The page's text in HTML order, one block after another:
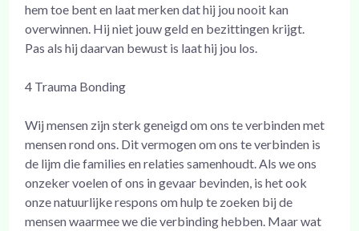
hem toe bent en laat merken dat hij jou nooit kan
overwinnen. Hij niet jouw geld en bezittingen krijgt.
Pas als hij daarvan bewust is laat hij jou los.
4 Trauma Bonding
Wij mensen zijn sterk geneigd om ons te verbinden met
mensen rond ons. Dit vermogen om ons te verbinden is
de lijm die families en relaties samenhoudt. Als we ons
onzeker voelen of ons in gevaar bevinden, is het ook
onze natuurlijke respons om hulp te zoeken bij de
mensen waarmee we die verbinding hebben. Maar wat